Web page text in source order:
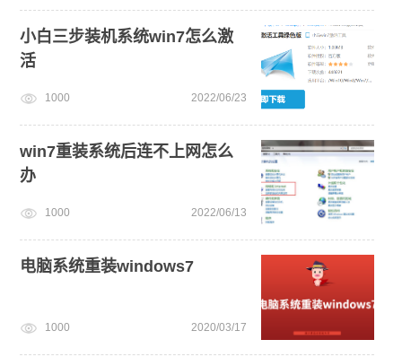
小白三步装机系统win7怎么激
活
1000 2022/06/23
win7重装系统后连不上网怎么
办
1000 2022/06/13
电脑系统重装windows7
1000 2020/03/17